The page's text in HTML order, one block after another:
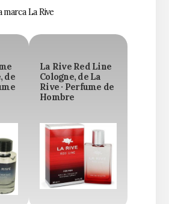
La Rive
de
La Rive Red Line
Cologne, de La
Rive · Perfume de
Hombre